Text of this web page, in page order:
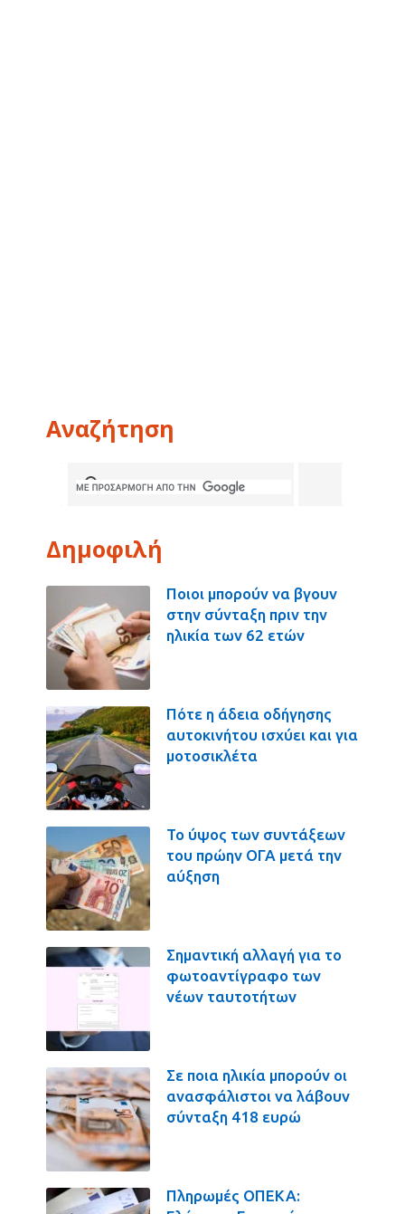
Αναζήτηση
Δημοφιλή
Ποιοι μπορούν να βγουν
στην σύνταξη πριν την
ηλικία των 62 ετών
Πότε η άδεια οδήγησης
αυτοκινήτου ισχύει και για
μοτοσικλέτα
Το ύψος των συντάξεων
του πρώην ΟΓΑ μετά την
αύξηση
Σημαντική αλλαγή για το
φωτοαντίγραφο των
νέων ταυτοτήτων
Σε ποια ηλικία μπορούν οι
ανασφάλιστοι να λάβουν
σύνταξη 418 ευρώ
Πληρωμές ΟΠΕΚΑ: